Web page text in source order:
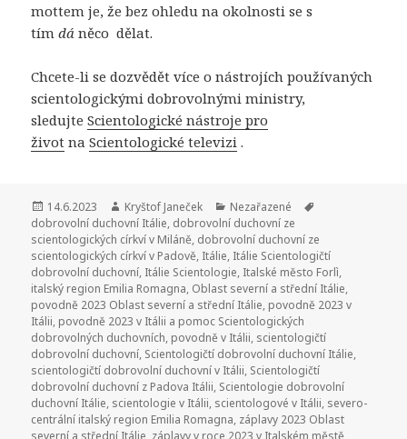
mottem je, že bez ohledu na okolnosti se s
tímdá něco dělat.
Chcete-li se dozvědět více o nástrojích používaných
scientologickými dobrovolnými ministry,
sledujteScientologické nástroje pro
život naScientologické televizi .
Publikováno:
14.6.2023 Autor:
Kryštof Janeček Rubriky:
Nezařazené
dobrovolní duchovní Itálie, dobrovolní duchovní ze
scientologických církví v Miláně, dobrovolní duchovní ze
scientologických církví v Padově, Itálie, Itálie Scientologičtí
dobrovolní duchovní, Itálie Scientologie, Italské město Forlì,
italský region Emilia Romagna, Oblast severní a střední Itálie,
povodně 2023 Oblast severní a střední Itálie, povodně 2023 v
Itálii, povodně 2023 v Itálii a pomoc Scientologických
dobrovolných duchovních, povodně v Itálii, scientologičtí
dobrovolní duchovní, Scientologičtí dobrovolní duchovní Itálie,
scientologičtí dobrovolní duchovní v Itálii, Scientologičtí
dobrovolní duchovní z Padova Itálii, Scientologie dobrovolní
duchovní Itálie, scientologie v Itálii, scientologové v Itálii, severo-
centrální italský region Emilia Romagna, záplavy 2023 Oblast